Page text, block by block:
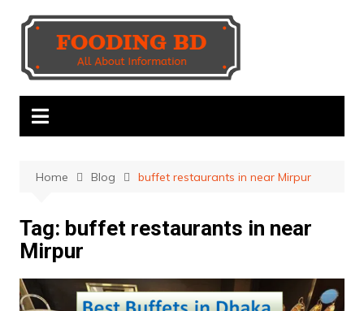
Home Blog buffet restaurants in near Mirpur
Tag: buffet restaurants in near
Mirpur